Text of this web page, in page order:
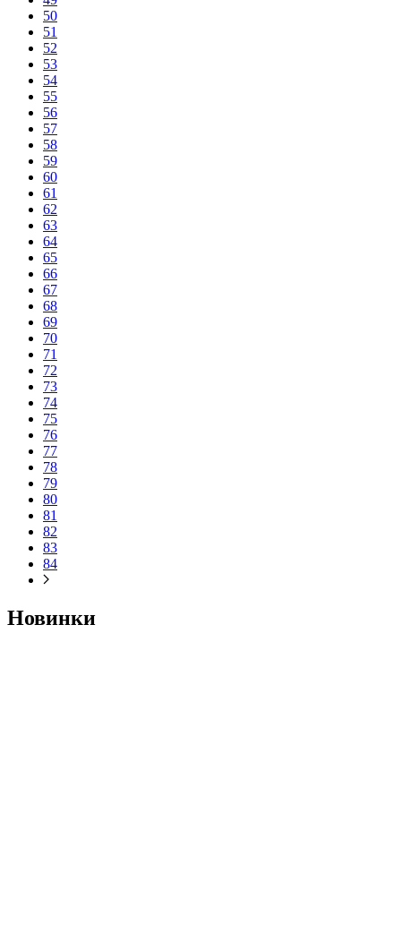
50
51
52
53
54
55
56
57
58
59
60
61
62
63
64
65
66
67
68
69
70
71
72
73
74
75
76
77
78
79
80
81
82
83
84
Новинки